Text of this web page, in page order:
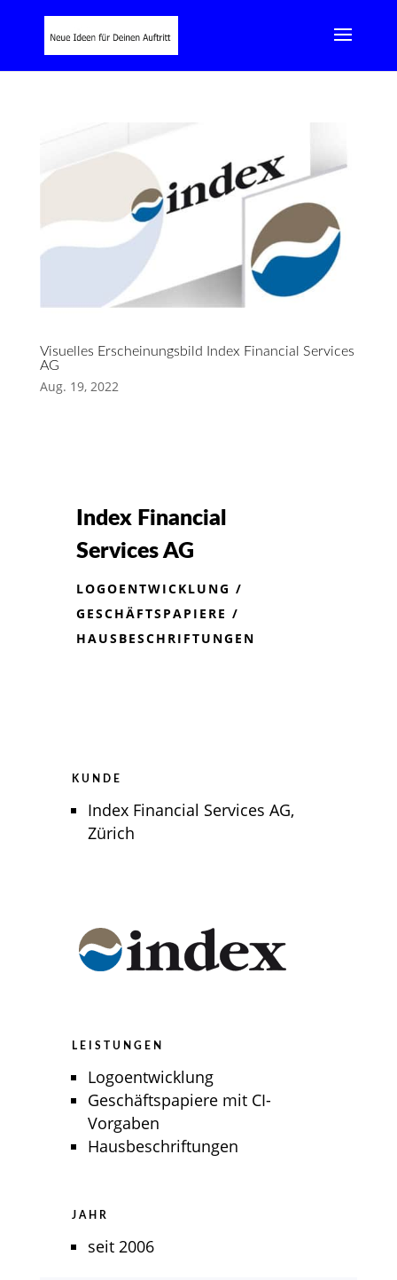
Visuelles Erscheinungsbild Index Financial Services
AG
Aug. 19, 2022
Index Financial
Services AG
LOGOENTWICKLUNG /
GESCHÄFTSPAPIERE /
HAUSBESCHRIFTUNGEN
KUNDE
Index Financial Services AG,
Zürich
LEISTUNGEN
Logoentwicklung
Geschäftspapiere mit CI-
Vorgaben
Hausbeschriftungen
JAHR
seit 2006